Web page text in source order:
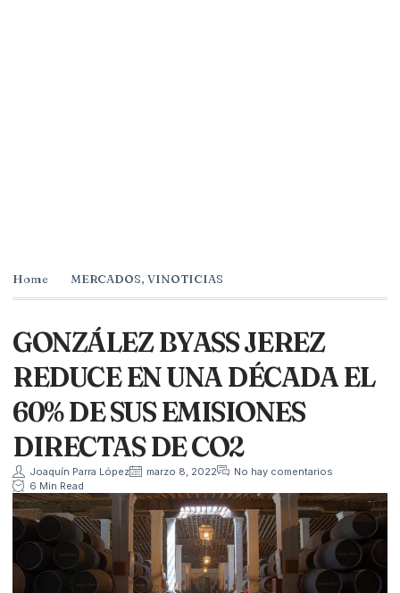
Home MERCADOS, VINOTICIAS
GONZÁLEZ BYASS JEREZ
REDUCE EN UNA DÉCADA EL
60% DE SUS EMISIONES
DIRECTAS DE CO2
Joaquín Parra López marzo 8, 2022
No hay comentarios
6 Min Read